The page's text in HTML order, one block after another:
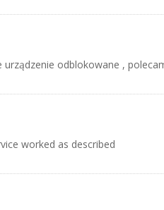
urządzenie odblokowane ,
worked as described